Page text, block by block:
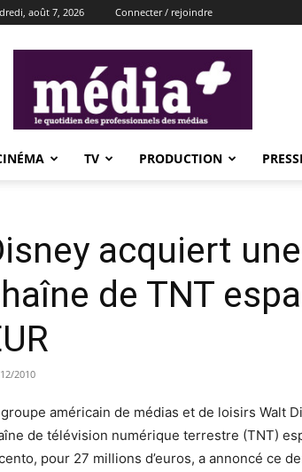
août 7, 2026 Connecter / rejoindre
TV PRODUCTION
acquiert
de TNT
2010
américain de médias et de loisirs Walt
de télévision numérique terrestre (TNT)
pour 27 millions d’euros, a annoncé ce